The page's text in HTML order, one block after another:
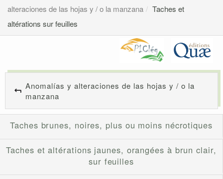
alteraciones de las hojas y / o la manzana
Taches et
altérations sur feuilles
Anomalías y alteraciones de las hojas y / o la
manzana
Taches brunes, noires, plus ou moins nécrotiques
Taches et altérations jaunes, orangées à brun clair,
sur feuilles